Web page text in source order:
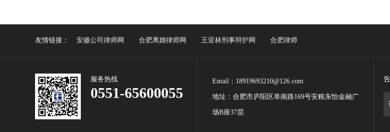
友情链接： 安徽公司律师网 合肥离婚律师网 王亚林刑事辩护网 合肥律师
服务热线
0551-65600055
Email：18919693210@126.com
地址：合肥市庐阳区阜南路169号安粮东怡金融广
场B座37层